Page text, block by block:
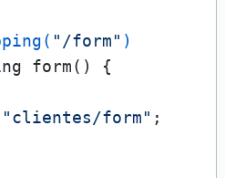
"/form" )
form() {
"clientes/form" ;